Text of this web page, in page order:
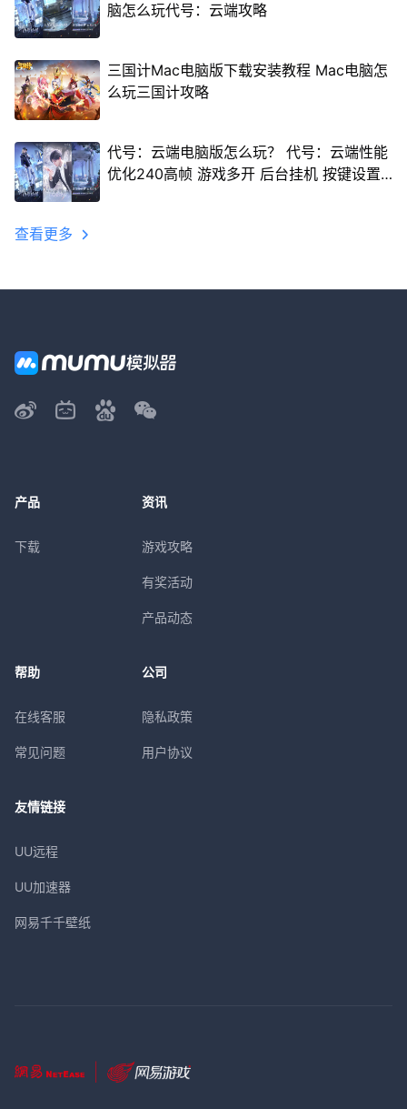
脑怎么玩代号：云端攻略
三国计Mac电脑版下载安装教程 Mac电脑怎
么玩三国计攻略
代号：云端电脑版怎么玩？ 代号：云端性能
优化240高帧 游戏多开 后台挂机 按键设置
查看更多
产品
下载
资讯
游戏攻略
有奖活动
产品动态
帮助
在线客服
常见问题
公司
隐私政策
用户协议
友情链接
UU远程
UU加速器
网易千千壁纸